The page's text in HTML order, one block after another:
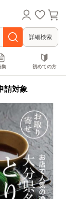
詳細検索
集 初めての方
請対象